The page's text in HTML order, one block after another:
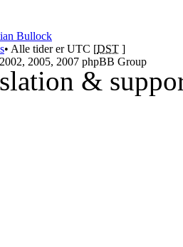
Bullock
• Alle tider er UTC [DST ]
2005, 2007 phpBB Group
&